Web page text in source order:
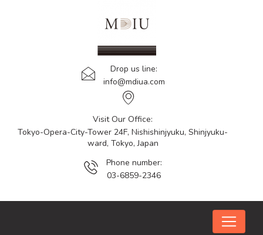
Drop us line:
info@mdiua.com
Visit Our Office:
Tokyo-Opera-City-Tower 24F, Nishishinjyuku, Shinjyuku-
ward, Tokyo, Japan
Phone number:
03-6859-2346